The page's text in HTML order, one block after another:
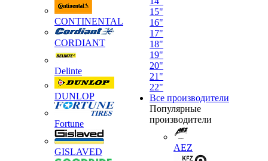
CONTINENTAL
CORDIANT
Delinte
DUNLOP
Fortune
GISLAVED
15"
16"
17"
18"
19"
20"
21"
22"
Все производители
Популярные
производители
AEZ